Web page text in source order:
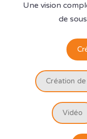
Une vision
de
Création
Vidéo